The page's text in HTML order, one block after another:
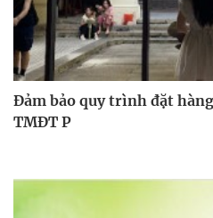
Đảm bảo quy trình đặt
TMĐT P